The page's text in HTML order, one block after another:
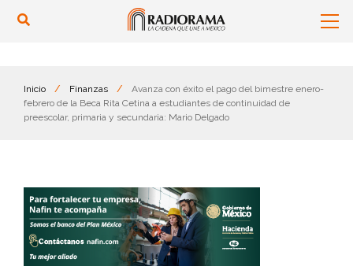
Inicio / Finanzas /
Avanza con éxito el pago del bimestre enero-
febrero de la Beca Rita Cetina a estudiantes de continuidad de
preescolar, primaria y secundaria: Mario Delgado